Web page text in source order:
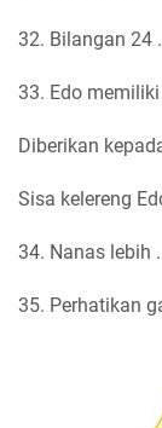
32. Bilangan 24
33. Edo
Diberikan
Sisa kelereng
34. Nanas lebih
35. Perhatikan